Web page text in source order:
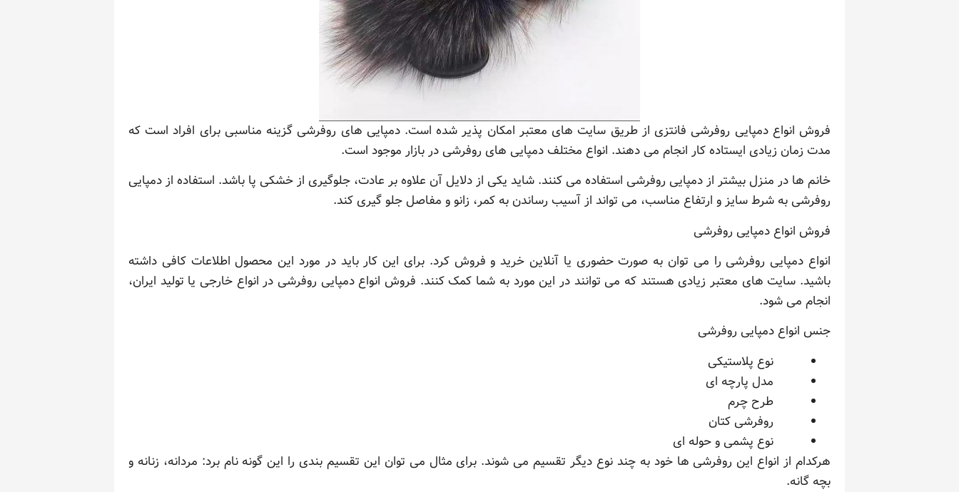
فروش انواع دمپایی روفرشی فانتزی از طریق سایت های معتبر امکان پذیر شده است. دمپایی های روفرشی گزینه مناسبی برای افراد است که
مدت زمان زیادی ایستاده کار انجام می دهند. انواع مختلف دمپایی های روفرشی در بازار موجود است.
خانم ها در منزل بیشتر از دمپایی روفرشی استفاده می کنند. شاید یکی از دلایل آن علاوه بر عادت، جلوگیری از خشکی پا باشد. استفاده از دمپایی
روفرشی به شرط سایز و ارتفاع مناسب، می تواند از آسیب رساندن به کمر، زانو و مفاصل جلو گیری کند.
فروش انواع دمپایی روفرشی
انواع دمپایی روفرشی را می توان به صورت حضوری یا آنلاین خرید و فروش کرد. برای این کار باید در مورد این محصول اطلاعات کافی داشته
باشید. سایت های معتبر زیادی هستند که می توانند در این مورد به شما کمک کنند. فروش انواع دمپایی روفرشی در انواع خارجی یا تولید ایران،
انجام می شود.
جنس انواع دمپایی روفرشی
نوع پلاستیکی
مدل پارچه ای
طرح چرم
روفرشی کتان
نوع پشمی و حوله ای
هرکدام از انواع این روفرشی ها خود به چند نوع دیگر تقسیم می شوند. برای مثال می توان این تقسیم بندی را این گونه نام برد: مردانه، زنانه و
بچه گانه.